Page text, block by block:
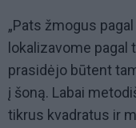
„Pats žmogus
lokalizavome pagal
prasidėjo būtent
į šoną. Labai
tikrus kvadratus ir